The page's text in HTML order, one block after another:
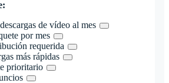
de vídeo al mes
por mes
requerida
más rápidas
prioritario